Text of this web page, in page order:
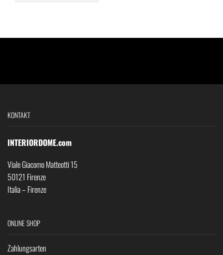
KONTAKT
INTERIORDOME.com
Viale Giacomo Matteotti 15
50121 Firenze
Italia – Firenze
ONLINE SHOP
Zahlungsarten